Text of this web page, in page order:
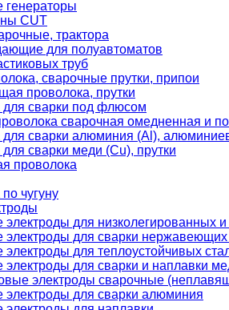
CUT
трактора
для полуавтоматов
труб
сварочные прутки, припои
проволока, прутки
для сварки под флюсом
сварочная омедненная и
для сварки алюминия (Al),
сварки меди (Cu), прутки
проволока
чугуну
для низколегированных и
для сварки
для теплоустойчивых
для сварки и наплавки
электроды сварочные
для сварки алюминия